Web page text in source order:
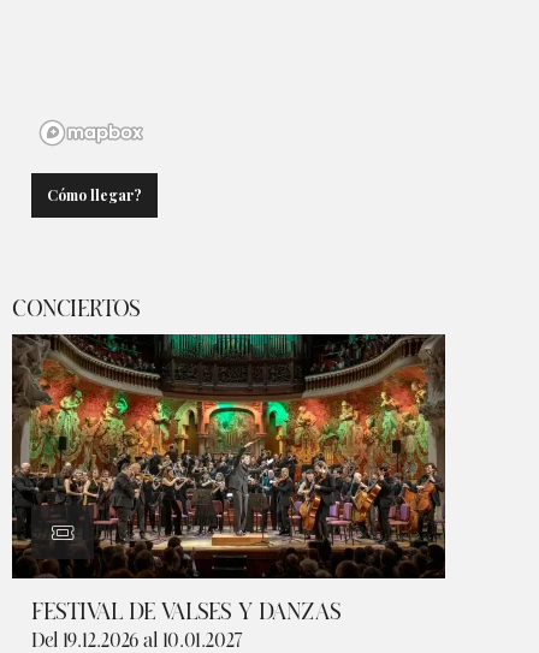
Cómo llegar?
CONCIERTOS
FESTIVAL DE VALSES Y DANZAS
Del 19.12.2026 al 10.01.2027